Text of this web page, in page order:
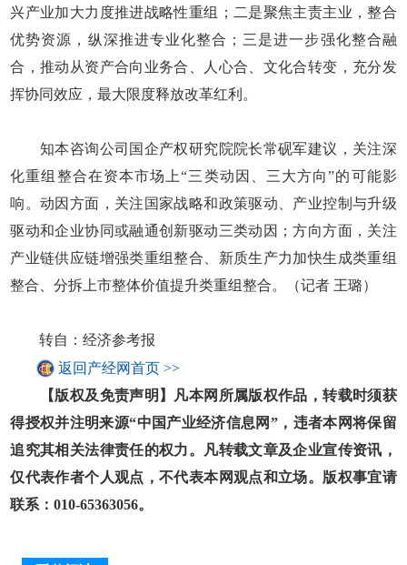
兴产业加大力度推进战略性重组；二是聚焦主责主业，整合
优势资源，纵深推进专业化整合；三是进一步强化整合融
合，推动从资产合向业务合、人心合、文化合转变，充分发
挥协同效应，最大限度释放改革红利。
知本咨询公司国企产权研究院院长常砚军建议，关注深
化重组整合在资本市场上“三类动因、三大方向”的可能影
响。动因方面，关注国家战略和政策驱动、产业控制与升级
驱动和企业协同或融通创新驱动三类动因；方向方面，关注
产业链供应链增强类重组整合、新质生产力加快生成类重组
整合、分拆上市整体价值提升类重组整合。（记者 王璐）
转自：经济参考报
返回产经网首页 >>
【版权及免责声明】凡本网所属版权作品，转载时须获
得授权并注明来源“中国产业经济信息网”，违者本网将保留
追究其相关法律责任的权力。凡转载文章及企业宣传资讯，
仅代表作者个人观点，不代表本网观点和立场。版权事宜请
联系：010-65363056。